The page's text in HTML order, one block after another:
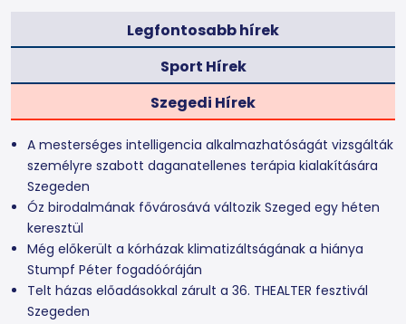
Legfontosabb hírek
Sport Hírek
Szegedi Hírek
A mesterséges intelligencia alkalmazhatóságát vizsgálták
személyre szabott daganatellenes terápia kialakítására
Szegeden
Óz birodalmának fővárosává változik Szeged egy héten
keresztül
Még előkerült a kórházak klimatizáltságának a hiánya
Stumpf Péter fogadóóráján
Telt házas előadásokkal zárult a 36. THEALTER fesztivál
Szegeden